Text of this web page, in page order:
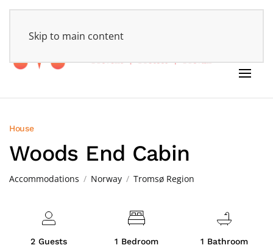
Skip to main content
House
Woods End Cabin
Accommodations Norway Tromsø Region
2 Guests 1 Bedroom 1 Bathroom